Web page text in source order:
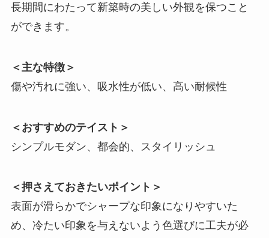
長期間にわたって新築時の美しい外観を保つこと
ができます。
＜主な特徴＞
傷や汚れに強い、吸水性が低い、高い耐候性
＜おすすめのテイスト＞
シンプルモダン、都会的、スタイリッシュ
＜押さえておきたいポイント＞
表面が滑らかでシャープな印象になりやすいた
め、冷たい印象を与えないよう色選びに工夫が必